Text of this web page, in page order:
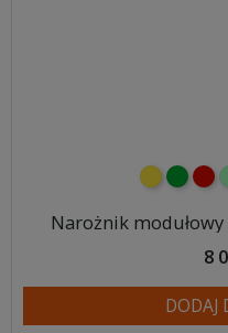
żółtyzielony
Narożnik modułowy
8
DODAJ